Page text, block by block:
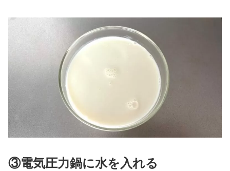
③電気圧力鍋に水を入れる